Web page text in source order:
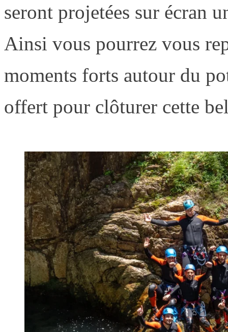
seront projetées sur écran
Ainsi vous pourrez vous
moments forts autour du
offert pour clôturer cette